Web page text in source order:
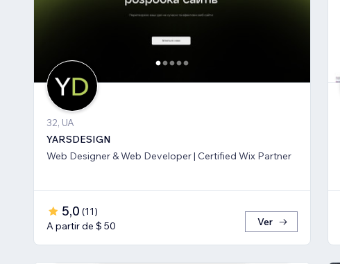
32, UA
YARSDESIGN
Web Designer & Web Developer | Certified Wix Partner
5,0 (11)
A partir de $ 50
Ver